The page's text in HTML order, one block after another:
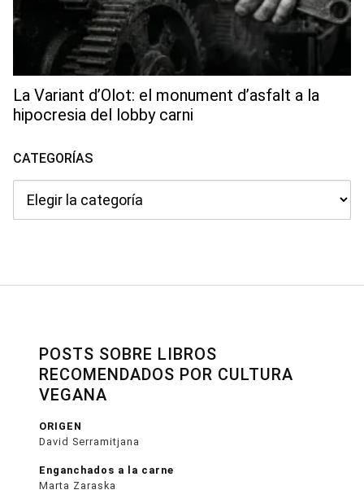
La Variant d’Olot: el monument d’asfalt a la
hipocresia del lobby carni
CATEGORÍAS
POSTS SOBRE LIBROS
RECOMENDADOS POR CULTURA
VEGANA
ORIGEN
David Serramitjana
Enganchados a la carne
Marta Zaraska